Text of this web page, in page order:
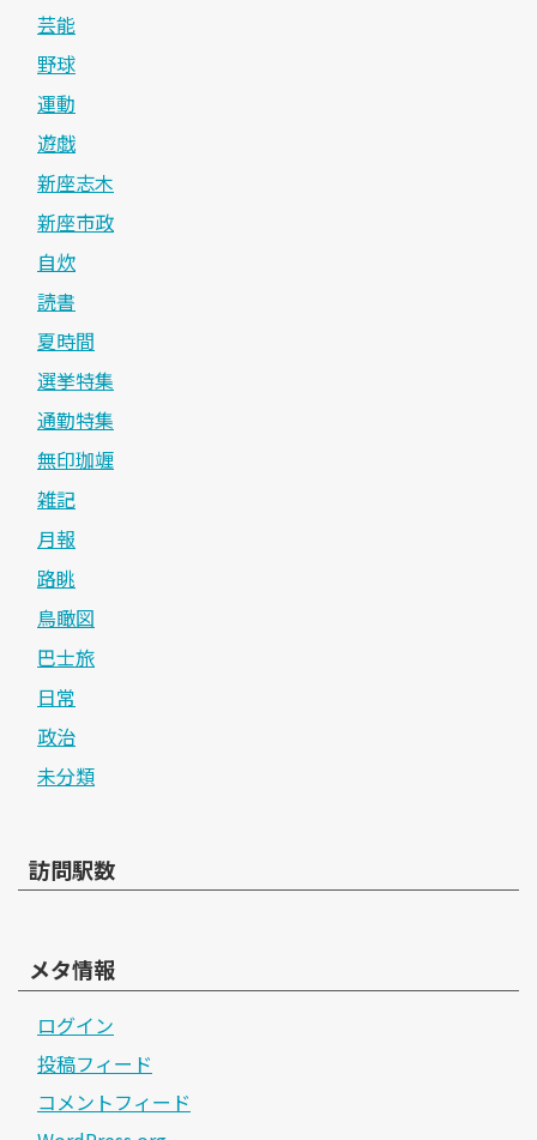
芸能
野球
運動
遊戯
新座志木
新座市政
自炊
読書
夏時間
選挙特集
通勤特集
無印珈竰
雑記
月報
路眺
鳥瞰図
巴士旅
日常
政治
未分類
訪問駅数
メタ情報
ログイン
投稿フィード
コメントフィード